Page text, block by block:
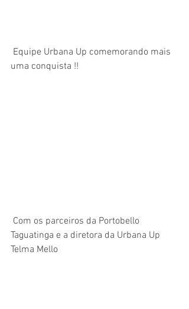
uma conquista !!
Taguatinga e a diretora da Urbana Up
Telma Mello